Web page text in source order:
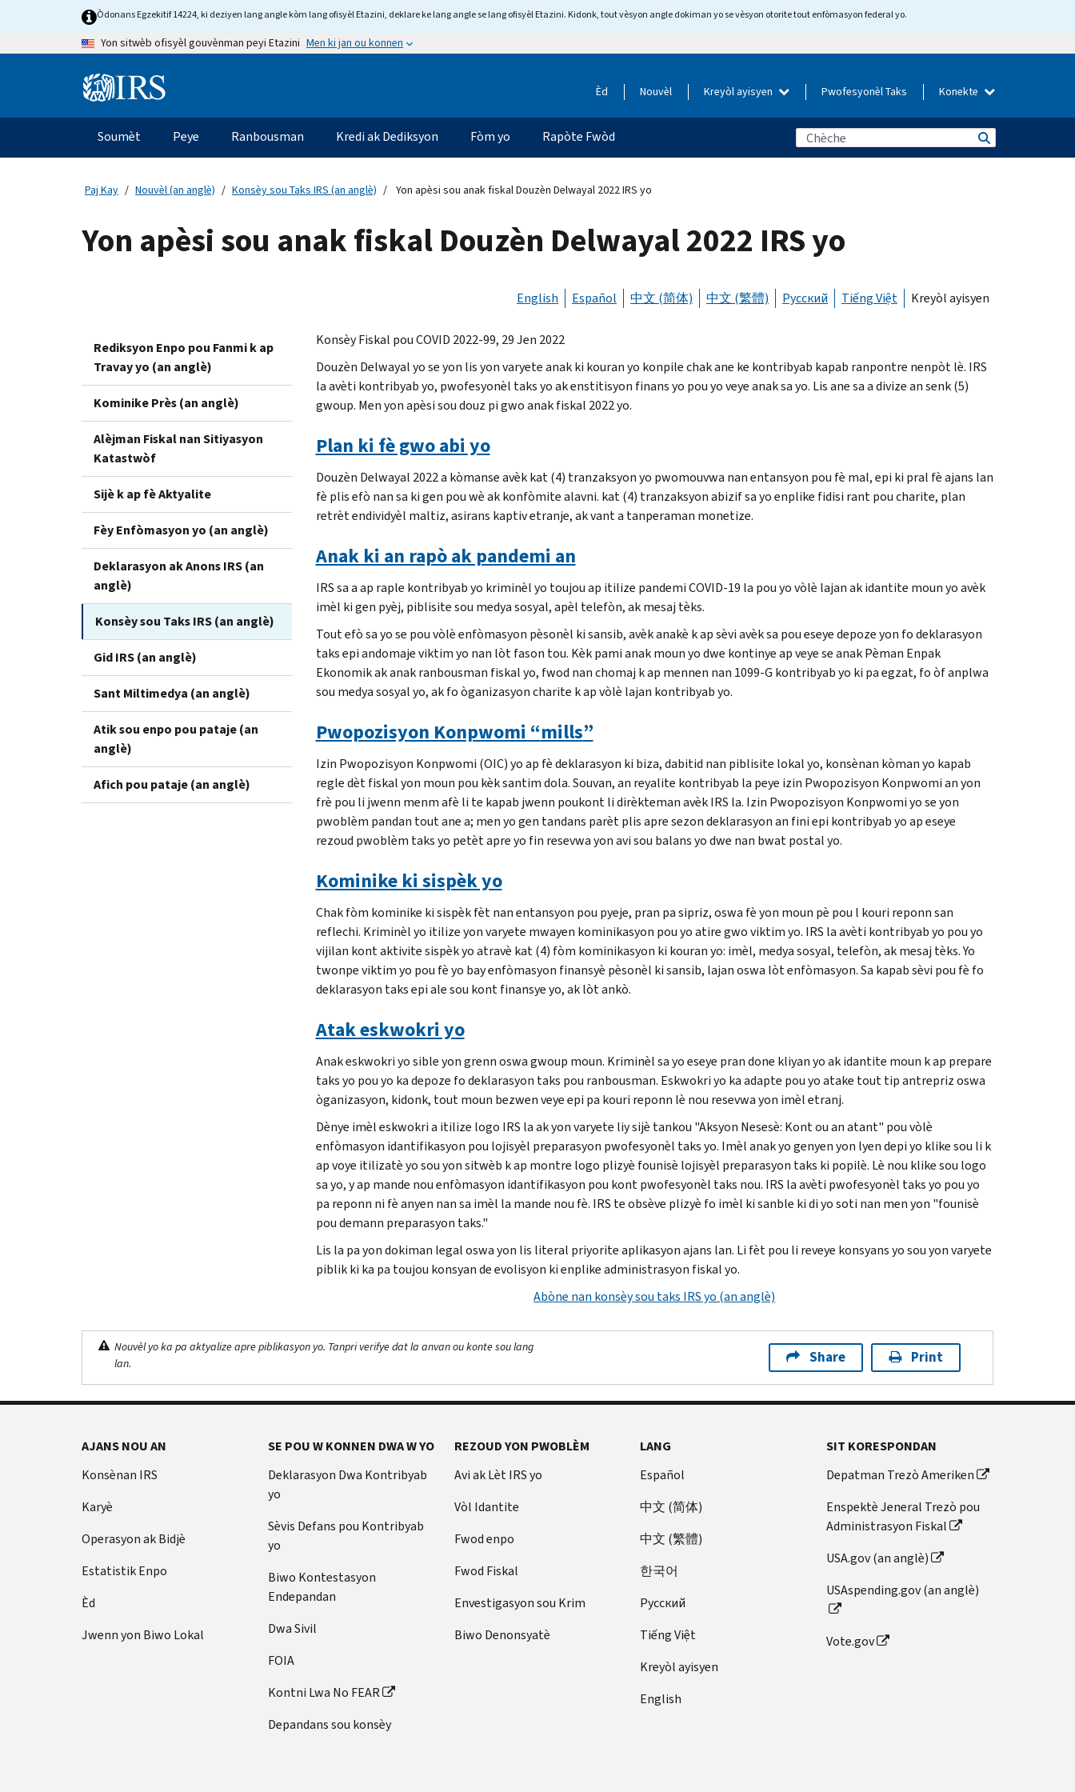
Òdonans Egzekitif 14224, ki deziyen lang angle kòm lang ofisyèl Etazini, deklare ke lang angle se lang ofisyèl Etazini. Kidonk, tout vèsyon angle dokiman yo se vèsyon otorite tout enfòmasyon federal yo.
Yon sitwèb ofisyèl gouvènman peyi Etazini Men ki jan ou konnen
Information Èd Nouvèl Kreyòl ayisyen Pwofesyonèl Taks Konekte
Navigasyon
prensipal
Soumèt Peye Ranbousman Kredi ak Dediksyon Fòm yo Rapòte Fwòd
Paj Kay Nouvèl (an anglè) Konsèy sou Taks IRS (an anglè) Yon apèsi sou anak fiskal Douzèn Delwayal 2022 IRS yo
Yon apèsi sou anak fiskal Douzèn Delwayal 2022 IRS yo
English Español 中文 (简体) 中文 (繁體) Русский Tiếng Việt Kreyòl ayisyen
Rediksyon Enpo pou Fanmi k ap
Travay yo (an anglè)
Kominike Près (an anglè)
Alèjman Fiskal nan Sitiyasyon
Katastwòf
Sijè k ap fè Aktyalite
Fèy Enfòmasyon yo (an anglè)
Deklarasyon ak Anons IRS (an
anglè)
Konsèy sou Taks IRS (an anglè)
Gid IRS (an anglè)
Sant Miltimedya (an anglè)
Atik sou enpo pou pataje (an
anglè)
Afich pou pataje (an anglè)
Konsèy Fiskal pou COVID 2022-99, 29 Jen 2022
Douzèn Delwayal yo se yon lis yon varyete anak ki kouran yo konpile chak ane ke kontribyab kapab ranpontre nenpòt lè. IRS
la avèti kontribyab yo, pwofesyonèl taks yo ak enstitisyon finans yo pou yo veye anak sa yo. Lis ane sa a divize an senk (5)
gwoup. Men yon apèsi sou douz pi gwo anak fiskal 2022 yo.
Plan ki fè gwo abi yo
Douzèn Delwayal 2022 a kòmanse avèk kat (4) tranzaksyon yo pwomouvwa nan entansyon pou fè mal, epi ki pral fè ajans lan
fè plis efò nan sa ki gen pou wè ak konfòmite alavni. kat (4) tranzaksyon abizif sa yo enplike fidisi rant pou charite, plan
retrèt endividyèl maltiz, asirans kaptiv etranje, ak vant a tanperaman monetize.
Anak ki an rapò ak pandemi an
IRS sa a ap raple kontribyab yo kriminèl yo toujou ap itilize pandemi COVID-19 la pou yo vòlè lajan ak idantite moun yo avèk
imèl ki gen pyèj, piblisite sou medya sosyal, apèl telefòn, ak mesaj tèks.
Tout efò sa yo se pou vòlè enfòmasyon pèsonèl ki sansib, avèk anakè k ap sèvi avèk sa pou eseye depoze yon fo deklarasyon
taks epi andomaje viktim yo nan lòt fason tou. Kèk pami anak moun yo dwe kontinye ap veye se anak Pèman Enpak
Ekonomik ak anak ranbousman fiskal yo, fwod nan chomaj k ap mennen nan 1099-G kontribyab yo ki pa egzat, fo òf anplwa
sou medya sosyal yo, ak fo òganizasyon charite k ap vòlè lajan kontribyab yo.
Pwopozisyon Konpwomi “mills”
Izin Pwopozisyon Konpwomi (OIC) yo ap fè deklarasyon ki biza, dabitid nan piblisite lokal yo, konsènan kòman yo kapab
regle dèt fiskal yon moun pou kèk santim dola. Souvan, an reyalite kontribyab la peye izin Pwopozisyon Konpwomi an yon
frè pou li jwenn menm afè li te kapab jwenn poukont li dirèkteman avèk IRS la. Izin Pwopozisyon Konpwomi yo se yon
pwoblèm pandan tout ane a; men yo gen tandans parèt plis apre sezon deklarasyon an fini epi kontribyab yo ap eseye
rezoud pwoblèm taks yo petèt apre yo fin resevwa yon avi sou balans yo dwe nan bwat postal yo.
Kominike ki sispèk yo
Chak fòm kominike ki sispèk fèt nan entansyon pou pyeje, pran pa sipriz, oswa fè yon moun pè pou l kouri reponn san
reflechi. Kriminèl yo itilize yon varyete mwayen kominikasyon pou yo atire gwo viktim yo. IRS la avèti kontribyab yo pou yo
vijilan kont aktivite sispèk yo atravè kat (4) fòm kominikasyon ki kouran yo: imèl, medya sosyal, telefòn, ak mesaj tèks. Yo
twonpe viktim yo pou fè yo bay enfòmasyon finansyè pèsonèl ki sansib, lajan oswa lòt enfòmasyon. Sa kapab sèvi pou fè fo
deklarasyon taks epi ale sou kont finansye yo, ak lòt ankò.
Atak eskwokri yo
Anak eskwokri yo sible yon grenn oswa gwoup moun. Kriminèl sa yo eseye pran done kliyan yo ak idantite moun k ap prepare
taks yo pou yo ka depoze fo deklarasyon taks pou ranbousman. Eskwokri yo ka adapte pou yo atake tout tip antrepriz oswa
òganizasyon, kidonk, tout moun bezwen veye epi pa kouri reponn lè nou resevwa yon imèl etranj.
Dènye imèl eskwokri a itilize logo IRS la ak yon varyete liy sijè tankou "Aksyon Nesesè: Kont ou an atant" pou vòlè
enfòmasyon idantifikasyon pou lojisyèl preparasyon pwofesyonèl taks yo. Imèl anak yo genyen yon lyen depi yo klike sou li k
ap voye itilizatè yo sou yon sitwèb k ap montre logo plizyè founisè lojisyèl preparasyon taks ki popilè. Lè nou klike sou logo
sa yo, y ap mande nou enfòmasyon idantifikasyon pou kont pwofesyonèl taks nou. IRS la avèti pwofesyonèl taks yo pou yo
pa reponn ni fè anyen nan sa imèl la mande nou fè. IRS te obsève plizyè fo imèl ki sanble ki di yo soti nan men yon "founisè
pou demann preparasyon taks."
Lis la pa yon dokiman legal oswa yon lis literal priyorite aplikasyon ajans lan. Li fèt pou li reveye konsyans yo sou yon varyete
piblik ki ka pa toujou konsyan de evolisyon ki enplike administrasyon fiskal yo.
Abòne nan konsèy sou taks IRS yo (an anglè)
Nouvèl yo ka pa aktyalize apre piblikasyon yo. Tanpri verifye dat la anvan ou konte sou lang
lan.
Share Print
AJANS NOU AN
Konsènan IRS
Karyè
Operasyon ak Bidjè
Estatistik Enpo
Èd
Jwenn yon Biwo Lokal
SE POU W KONNEN DWA W YO
Deklarasyon Dwa Kontribyab
yo
Sèvis Defans pou Kontribyab
yo
Biwo Kontestasyon
Endepandan
Dwa Sivil
FOIA
Kontni Lwa No FEAR
Depandans sou konsèy
REZOUD YON PWOBLÈM
Avi ak Lèt IRS yo
Vòl Idantite
Fwod enpo
Fwod Fiskal
Envestigasyon sou Krim
Biwo Denonsyatè
LANG
Español
中文 (简体)
中文 (繁體)
한국어
Pусский
Tiếng Việt
Kreyòl ayisyen
English
SIT KORESPONDAN
Depatman Trezò Ameriken
Enspektè Jeneral Trezò pou
Administrasyon Fiskal
USA.gov (an anglè)
USAspending.gov (an anglè)
Vote.gov